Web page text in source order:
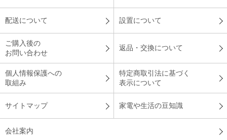
配送について 設置について
ご購入後の
お問い合わせ
返品・交換について
個人情報保護への
取組み
特定商取引法に基づく
表示について
サイトマップ 家電や生活の豆知識
会社案内